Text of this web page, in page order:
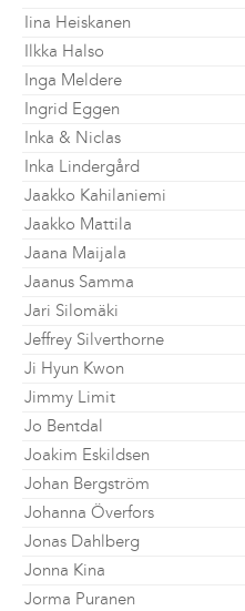
Iina Heiskanen
Ilkka Halso
Inga Meldere
Ingrid Eggen
Inka & Niclas
Inka Lindergård
Jaakko Kahilaniemi
Jaakko Mattila
Jaana Maijala
Jaanus Samma
Jari Silomäki
Jeffrey Silverthorne
Ji Hyun Kwon
Jimmy Limit
Jo Bentdal
Joakim Eskildsen
Johan Bergström
Johanna Överfors
Jonas Dahlberg
Jonna Kina
Jorma Puranen